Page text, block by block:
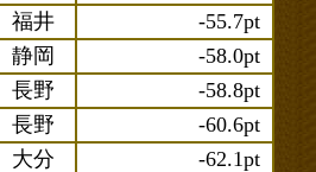
福井
-55.7pt
静岡
-58.0pt
長野
-58.8pt
長野
-60.6pt
大分
-62.1pt